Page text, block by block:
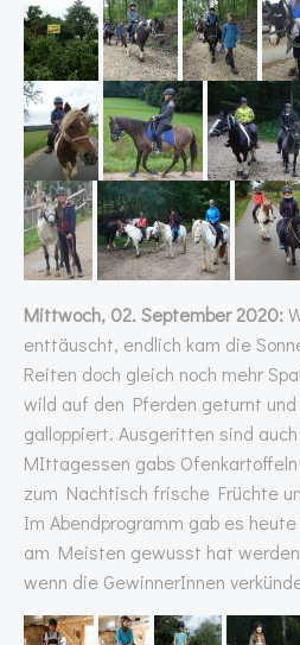
Mittwoch, 02. September 2020:
enttäuscht, endlich kam die
Reiten doch gleich noch mehr
wild auf den Pferden geturnt
galloppiert. Ausgeritten sind auch
MIttagessen gabs
zum Nachtisch frische Früchte
Im Abendprogramm gab es
am Meisten gewusst hat
wenn die GewinnerInnen